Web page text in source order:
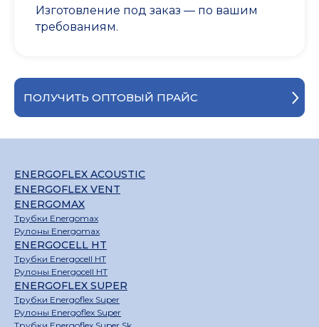
Изготовление под заказ — по вашим
требованиям.
ПОЛУЧИТЬ ОПТОВЫЙ ПРАЙС
ENERGOFLEX ACOUSTIC
ENERGOFLEX VENT
ENERGOMAX
Трубки Energomax
Рулоны Energomax
ENERGOCELL HT
Трубки Energocell HT
Рулоны Energocell HT
ENERGOFLEX SUPER
Трубки Energoflex Super
Рулоны Energoflex Super